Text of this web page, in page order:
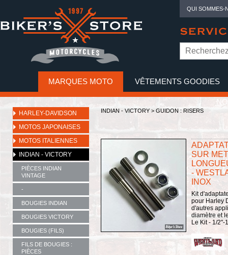
QUI SOMMES-
MARQUES MOTO VÊTEMENTS GOODIES
HARLEY-DAVIDSON
MOTOS JAPONAISES
MOTOS ITALIENNES
INDIAN - VICTORY
PIÈCES INDIAN
VINTAGE
-
BOUGIES INDIAN
BOUGIES VICTORY
BOUGIES (FILS)
FILS DE BOUGIES :
PIÈCES
INDIAN - VICTORY > GUIDON : RISERS
SUR
-
INOX
Kit
pour Harley
d'autres
diamètre et
Le Kit - 1/2"-